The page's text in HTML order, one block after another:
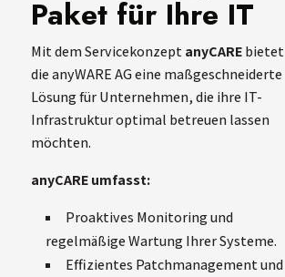
Paket für Ihre IT
Mit dem ServicekonzeptanyCAREbietet
die anyWARE AG eine maßgeschneiderte
Lösung für Unternehmen, die ihre IT-
Infrastruktur optimal betreuen lassen
möchten.
anyCARE umfasst:
Proaktives Monitoring und
regelmäßige Wartung Ihrer Systeme.
Effizientes Patchmanagement und